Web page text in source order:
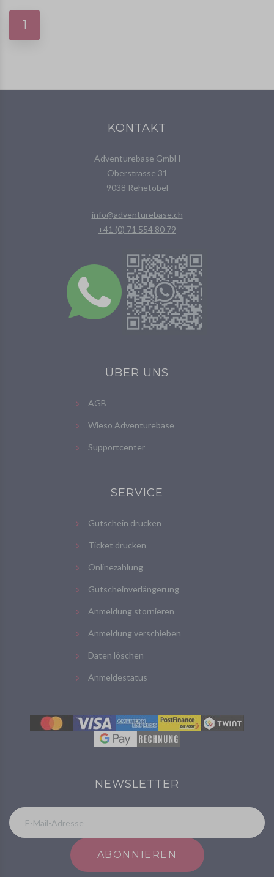
1
KONTAKT
Adventurebase GmbH
Oberstrasse 31
9038 Rehetobel
info@adventurebase.ch
+41 (0) 71 554 80 79
ÜBER UNS
AGB
Wieso Adventurebase
Supportcenter
SERVICE
Gutschein drucken
Ticket drucken
Onlinezahlung
Gutscheinverlängerung
Anmeldung stornieren
Anmeldung verschieben
Daten löschen
Anmeldestatus
NEWSLETTER
ABONNIEREN